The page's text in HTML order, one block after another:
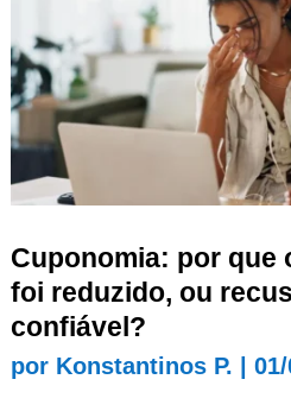
Cuponomia: por que
foi reduzido, ou
confiável?
por Konstantinos P.